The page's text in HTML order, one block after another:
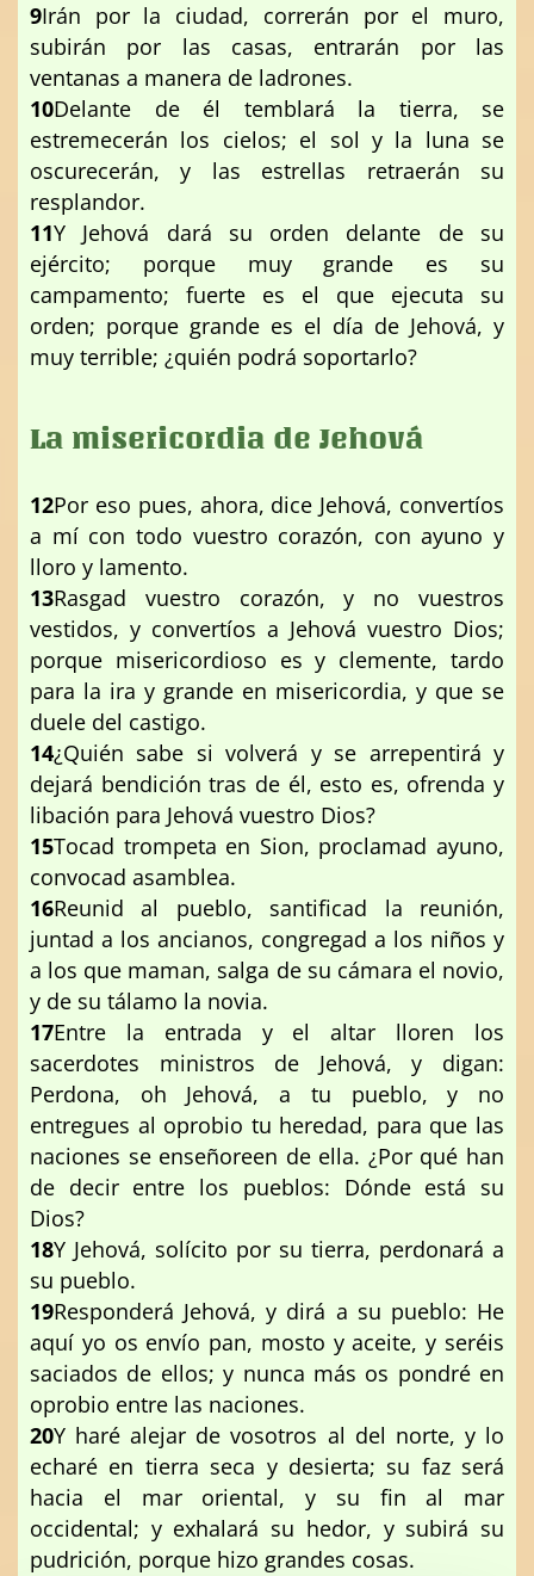
9Irán por la ciudad, correrán por el muro,
subirán por las casas, entrarán por las
ventanas a manera de ladrones.
10Delante de él temblará la tierra, se
estremecerán los cielos; el sol y la luna se
oscurecerán, y las estrellas retraerán su
resplandor.
11Y Jehová dará su orden delante de su
ejército; porque muy grande es su
campamento; fuerte es el que ejecuta su
orden; porque grande es el día de Jehová, y
muy terrible; ¿quién podrá soportarlo?
La misericordia de Jehová
12Por eso pues, ahora, dice Jehová, convertíos
a mí con todo vuestro corazón, con ayuno y
lloro y lamento.
13Rasgad vuestro corazón, y no vuestros
vestidos, y convertíos a Jehová vuestro Dios;
porque misericordioso es y clemente, tardo
para la ira y grande en misericordia, y que se
duele del castigo.
14¿Quién sabe si volverá y se arrepentirá y
dejará bendición tras de él, esto es, ofrenda y
libación para Jehová vuestro Dios?
15Tocad trompeta en Sion, proclamad ayuno,
convocad asamblea.
16Reunid al pueblo, santificad la reunión,
juntad a los ancianos, congregad a los niños y
a los que maman, salga de su cámara el novio,
y de su tálamo la novia.
17Entre la entrada y el altar lloren los
sacerdotes ministros de Jehová, y digan:
Perdona, oh Jehová, a tu pueblo, y no
entregues al oprobio tu heredad, para que las
naciones se enseñoreen de ella. ¿Por qué han
de decir entre los pueblos: Dónde está su
Dios?
18Y Jehová, solícito por su tierra, perdonará a
su pueblo.
19Responderá Jehová, y dirá a su pueblo: He
aquí yo os envío pan, mosto y aceite, y seréis
saciados de ellos; y nunca más os pondré en
oprobio entre las naciones.
20Y haré alejar de vosotros al del norte, y lo
echaré en tierra seca y desierta; su faz será
hacia el mar oriental, y su fin al mar
occidental; y exhalará su hedor, y subirá su
pudrición, porque hizo grandes cosas.